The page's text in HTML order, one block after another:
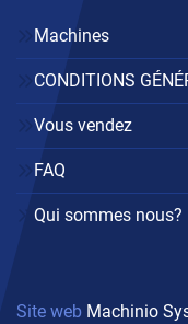
Machines
CONDITIONS
Vous vendez
FAQ
Qui sommes nous?
Site web Machinio